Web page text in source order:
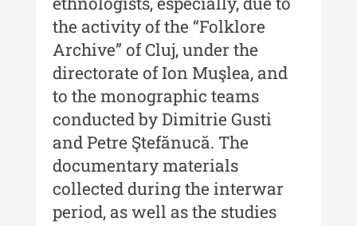
Tehnicii ”Ștefan Procopiu” - An
XIV / Nr. 14 / 2020
Buletinul Muzeului Științei și
Tehnicii ”Ștefan Procopiu” - An
XII / Nr. 13 / 2019
Indexul Complet
Buletinul Centrului de Cercetare și
Conservare-Restaurare a
Patrimoniului
the activity of the “Folklore
Archive” of Cluj, under the
directorate of Ion Muşlea, and
to the monographic teams
conducted by Dimitrie Gusti
and Petre Ştefănucă. The
documentary materials
collected during the interwar
period, as well as the studies